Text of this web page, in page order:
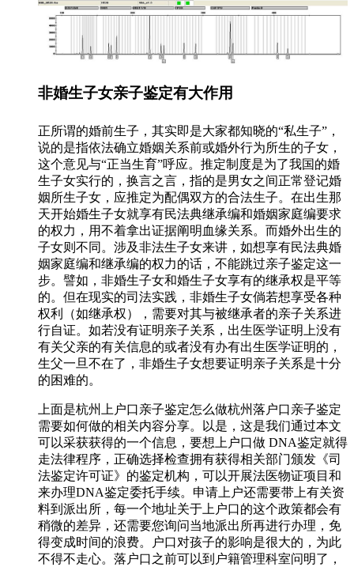
非婚生子女亲子鉴定有大作用
正所谓的婚前生子，其实即是大家都知晓的“私生子”，
说的是指依法确立婚姻关系前或婚外行为所生的子女，
这个意见与“正当生育”呼应。推定制度是为了我国的婚
生子女实行的，换言之言，指的是男女之间正常登记婚
姻所生子女，应推定为配偶双方的合法生子。在出生那
天开始婚生子女就享有民法典继承编和婚姻家庭编要求
的权力，用不着拿出证据阐明血缘关系。而婚外出生的
子女则不同。涉及非法生子女来讲，如想享有民法典婚
姻家庭编和继承编的权力的话，不能跳过亲子鉴定这一
步。譬如，非婚生子女和婚生子女享有的继承权是平等
的。但在现实的司法实践，非婚生子女倘若想享受各种
权利（如继承权），需要对其与被继承者的亲子关系进
行自证。如若没有证明亲子关系，出生医学证明上没有
有关父亲的有关信息的或者没有办有出生医学证明的，
生父一旦不在了，非婚生子女想要证明亲子关系是十分
的困难的。
上面是杭州上户口亲子鉴定怎么做杭州落户口亲子鉴定
需要如何做的相关内容分享。以是，这是我们通过本文
可以采获获得的一个信息，要想上户口做 DNA鉴定就得
走法律程序，正确选择检查拥有获得相关部门颁发《司
法鉴定许可证》的鉴定机构，可以开展法医物证项目和
来办理DNA鉴定委托手续。申请上户还需要带上有关资
料到派出所，每一个地址关于上户口的这个政策都会有
稍微的差异，还需要您询问当地派出所再进行办理，免
得变成时间的浪费。户口对孩子的影响是很大的，为此
不得不走心。落户口之前可以到户籍管理科室问明了，